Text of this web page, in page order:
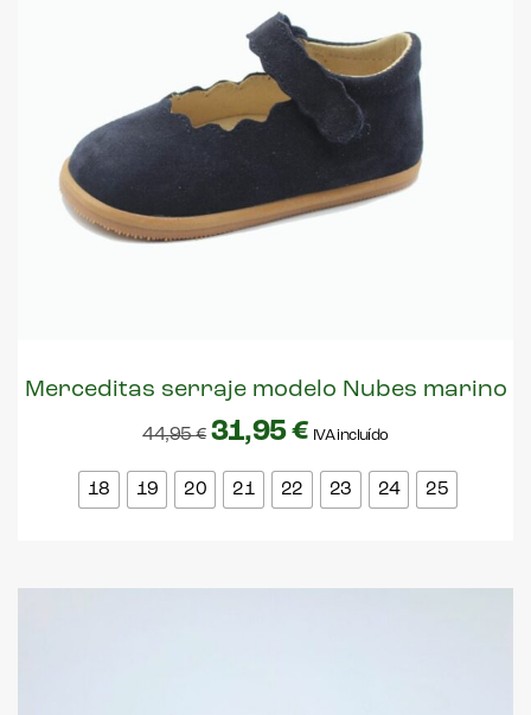
Merceditas serraje modelo Nubes marino
44,95€ 31,95€ IVA incluído
18 19 20 21 22 23 24 25